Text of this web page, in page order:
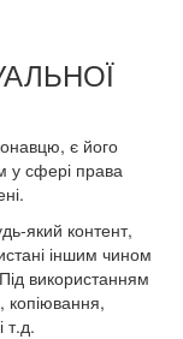
є його
у сфері права
який контент,
іншим чином
використанням
копіювання,
т.д.